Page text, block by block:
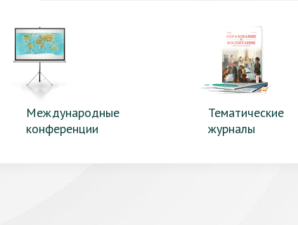
Международные
конференции
Тематические
журналы